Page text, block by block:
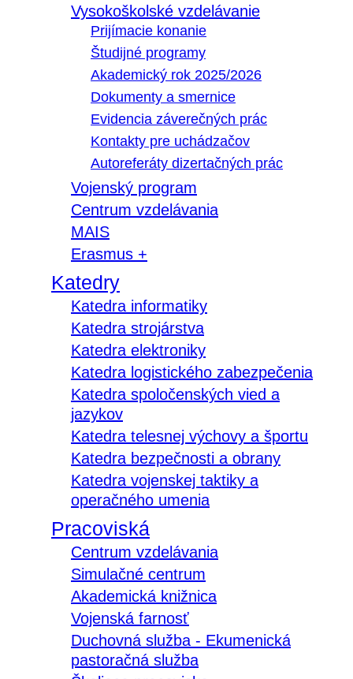
Vysokoškolské vzdelávanie
Prijímacie konanie
Študijné programy
Akademický rok 2025/2026
Dokumenty a smernice
Evidencia záverečných prác
Kontakty pre uchádzačov
Autoreferáty dizertačných prác
Vojenský program
Centrum vzdelávania
MAIS
Erasmus +
Katedry
Katedra informatiky
Katedra strojárstva
Katedra elektroniky
Katedra logistického zabezpečenia
Katedra spoločenských vied a
jazykov
Katedra telesnej výchovy a športu
Katedra bezpečnosti a obrany
Katedra vojenskej taktiky a
operačného umenia
Pracoviská
Centrum vzdelávania
Simulačné centrum
Akademická knižnica
Vojenská farnosť
Duchovná služba - Ekumenická
pastoračná služba